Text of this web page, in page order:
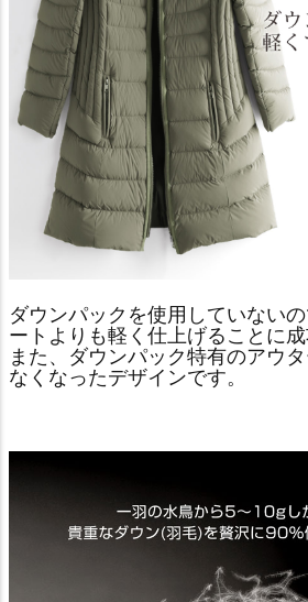
ダウンパックを使用していない
ートよりも軽く仕上げることに成
また、ダウンパック特有のアウ
なくなったデザインです。